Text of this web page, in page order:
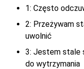
1: Często
2: Przeżywam
uwolnić
3: Jestem stale
do wytrzymania